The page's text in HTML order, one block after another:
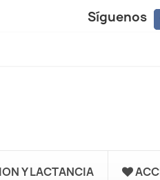
Síguenos
Y LACTANCIA